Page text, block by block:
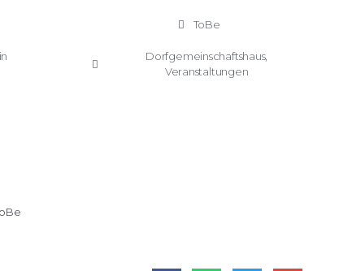
ToBe
Dorfgemeinschaftshaus,
Veranstaltungen